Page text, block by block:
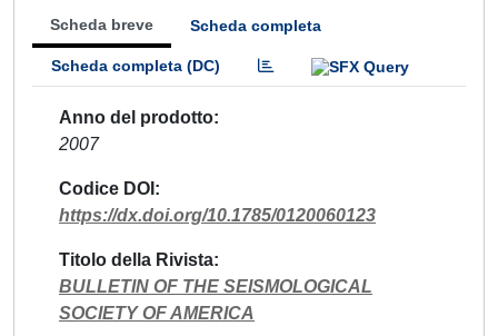
Scheda breve Scheda completa
Scheda completa (DC)
Anno del prodotto
2007
Codice DOI
https://dx.doi.org/10.1785/0120060123
Titolo della Rivista
BULLETIN OF THE SEISMOLOGICAL
SOCIETY OF AMERICA